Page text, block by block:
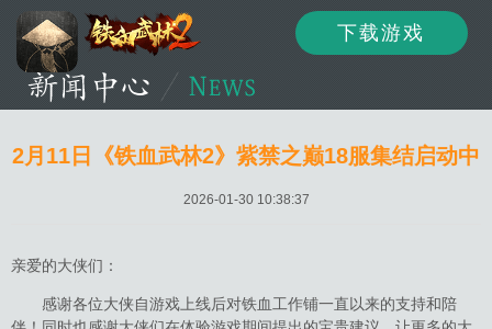
下载游戏
2月11日《铁血武林2》紫禁之巅18服集结启动中
2026-01-30 10:38:37
亲爱的大侠们：
感谢各位大侠自游戏上线后对铁血工作铺一直以来的支持和陪
资讯